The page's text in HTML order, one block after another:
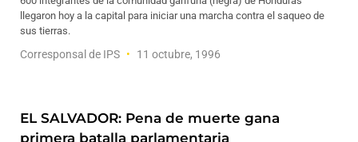
llegaron hoy a la capital para iniciar una marcha contra el saqueo de
sus tierras.
Corresponsal de IPS 11 octubre, 1996
EL SALVADOR: Pena de muerte gana
primera batalla parlamentaria